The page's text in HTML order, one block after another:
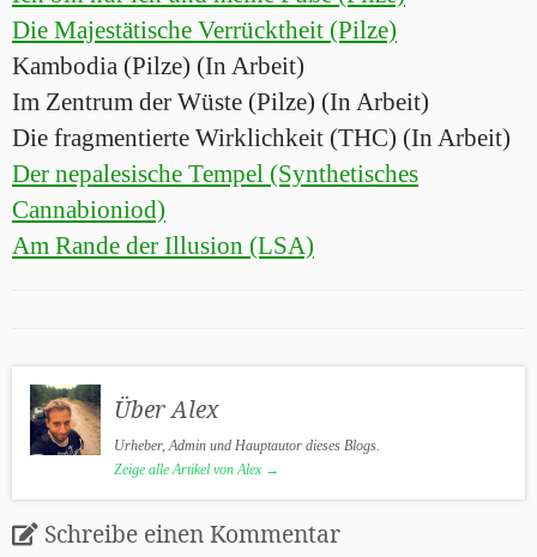
Die Majestätische Verrücktheit (Pilze)
Kambodia (Pilze) (In Arbeit)
Im Zentrum der Wüste (Pilze) (In Arbeit)
Die fragmentierte Wirklichkeit (THC) (In Arbeit)
Der nepalesische Tempel (Synthetisches
Cannabioniod)
Am Rande der Illusion (LSA)
Über Alex
Urheber, Admin und Hauptautor dieses Blogs.
Zeige alle Artikel von Alex →
Schreibe einen Kommentar